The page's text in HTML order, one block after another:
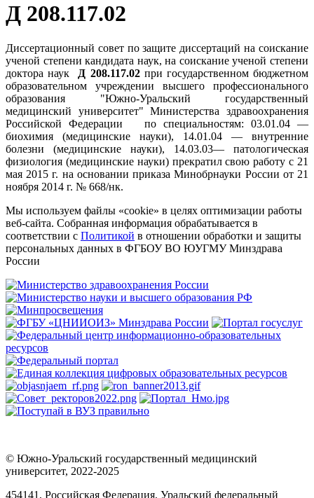
Д 208.117.02
Диссертационный совет по защите диссертаций на соискание
ученой степени кандидата наук, на соискание ученой степени
доктора наук Д 208.117.02 при государственном бюджетном
образовательном учреждении высшего профессионального
образования "Южно-Уральский государственный
медицинский университет" Министерства здравоохранения
Российской Федерации по специальностям: 03.01.04 —
биохимия (медицинские науки), 14.01.04 — внутренние
болезни (медицинские науки), 14.03.03— патологическая
физиология (медицинские науки) прекратил свою работу с 21
мая 2015 г. на основании приказа Минобрнауки России от 21
ноября 2014 г. № 668/нк.
Мы используем файлы «cookie» в целях оптимизации работы
веб-сайта. Собранная информация обрабатывается в
соответствии с Политикой в отношении обработки и защиты
персональных данных в ФГБОУ ВО ЮУГМУ Минздрава
России
© Южно-Уральский государственный медицинский
университет, 2022-2025
454141, Российская Федерация, Уральский федеральный